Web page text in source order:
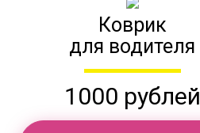
Коврик
для водителя
1000 рублей